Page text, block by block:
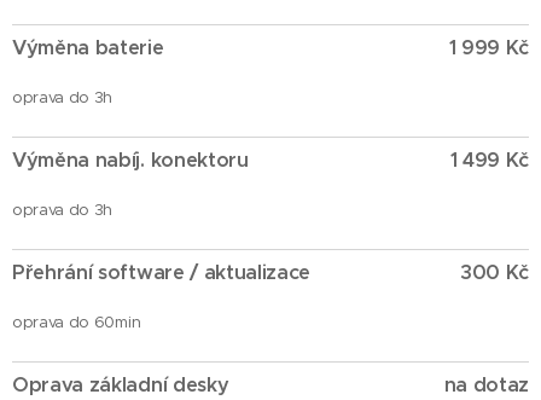
Výměna baterie
oprava do 3h
1 999 Kč
Výměna nabíj. konektoru
oprava do 3h
1 499 Kč
Přehrání software / aktualizace
oprava do 60min
300 Kč
Oprava základní desky na dotaz